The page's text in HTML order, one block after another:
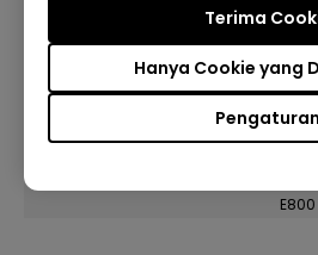
Pengaturan
Hanya Cookie yang
Terima
Operating systems